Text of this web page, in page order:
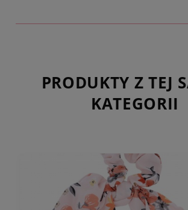
PRODUKTY Z TEJ
KATEGORII